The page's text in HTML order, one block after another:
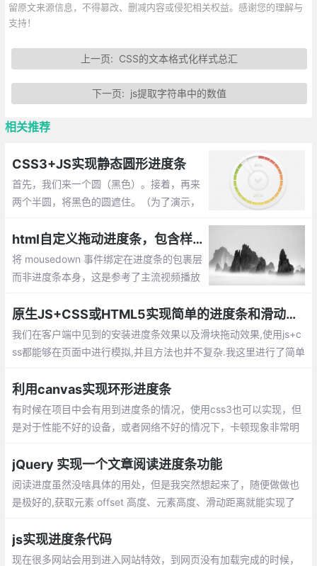
留原文来源信息，不得篡改、删减内容或侵犯相关权益。感谢您的理解与
支持！
上一页: CSS的文本格式化样式总汇
下一页: js提取字符串中的数值
相关推荐
CSS3+JS实现静态圆形进度条
首先，我们来一个圆（黑色）。接着，再来
两个半圆，将黑色的圆遮住。（为了演示，
旋转右侧蓝色的半圆，下面的黑色圆就会暴
露出来，比如我们旋转45度（12.5%），效
果出来了。
html自定义拖动进度条，包含样式和事件
将 mousedown 事件绑定在进度条的包裹层
而非进度条本身，这是参考了主流视频播放
在滚动条外的移动，本文使用 clientX 来计
算
原生JS+CSS或HTML5实现简单的进度条和滑动条效果
我们在客户端中见到的安装进度条效果以及滑块拖动效果,使用js+c
ss都能够在页面中进行模拟,并且方法也并不复杂.我这里进行了简单
利用canvas实现环形进度条
有时候在项目中会有用到进度条的情况，使用css3也可以实现，但
是对于性能不好的设备，或者网络不好的情况下，卡顿现象非常明
现的方法。
jQuery 实现一个文章阅读进度条功能
阅读进度虽然没啥具体的用处，但是我突然想起来了，随便做做也
是极好的,获取元素 offset 高度、元素高度、滑动距离就能实现了
js实现进度条代码
现在很多网站会用到进入网站特效，到网页没有加载完成的时候，